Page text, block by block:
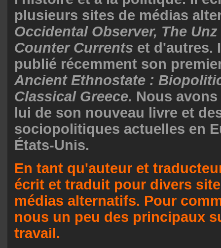
plusieurs sites de médias
Occidental Observer, The Unz
Counter Currents et d'autres.
publié récemment son
Ancient Ethnostate :
Classical Greece. Nous
lui de son nouveau livre et
sociopolitiques actuelles en
États-Unis.
En tant qu'auteur et
écrit et traduit pour divers
médias alternatifs. Pour
nous un peu des principaux
travail.